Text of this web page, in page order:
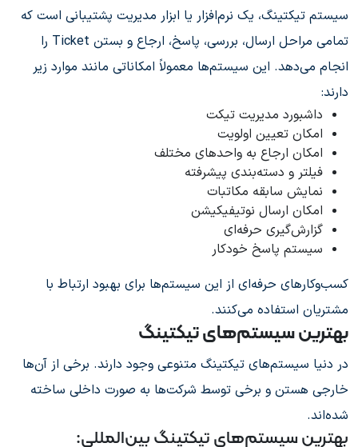
سیستم تیکتینگ، یک نرم‌افزار یا ابزار مدیریت پشتیبانی است که
تمامی مراحل ارسال، بررسی، پاسخ، ارجاع و بستن Ticket را
انجام می‌دهد. این سیستم‌ها معمولاً امکاناتی مانند موارد زیر
دارند:
داشبورد مدیریت تیکت
امکان تعیین اولویت
امکان ارجاع به واحدهای مختلف
فیلتر و دسته‌بندی پیشرفته
نمایش سابقه مکاتبات
امکان ارسال نوتیفیکیشن
گزارش‌گیری حرفه‌ای
سیستم پاسخ خودکار
کسب‌وکارهای حرفه‌ای از این سیستم‌ها برای بهبود ارتباط با
مشتریان استفاده می‌کنند.
بهترین سیستم‌های تیکتینگ
در دنیا سیستم‌های تیکتینگ متنوعی وجود دارند. برخی از آن‌ها
خارجی هستن و برخی توسط شرکت‌ها به صورت داخلی ساخته
شده‌اند.
بهترین سیستم‌های تیکتینگ بین‌المللی: